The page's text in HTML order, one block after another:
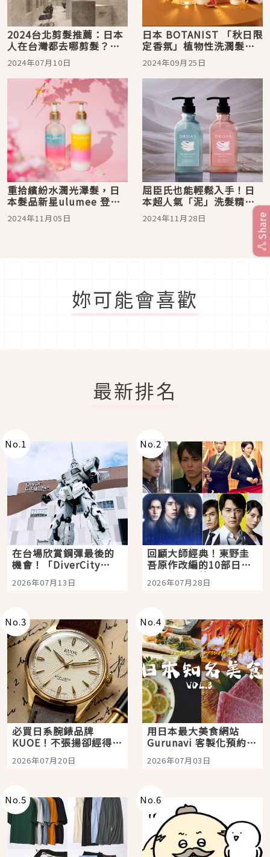
2024台北剪髮推薦：日本
人在台灣都去哪剪髮？嚴
選質感日式沙龍
2024年07月10日
日本 BOTANIST 「秋日限
定香氛」植物性洗潤髮系
列 9月25日優雅新上市！
2024年09月25日
重拾繽紛水潤光澤髮，日
本髮品新星ulumee 登陸
康是美！一起戰勝頭皮
「乾、躁、塌」
2024年11月05日
屈臣氏也能輕鬆入手！日
本超人氣「泥」洗髮精
DROAS給妳量身訂做的洗
護體驗
2024年11月28日
妳可能會喜歡
最新排名
No.1
在台場欣賞鋼彈最後的
機會！「DiverCity
Tokyo Plaza」搭船、
購物、美食及夜景，一
2026年07月13日
No.2
回顧大師經典！東野圭
吾原作改編的10部日本
影視作品推薦
2026年07月28日
No.3
必買日系腕錶品牌
KUOE！不張揚卻經得起
時間洗鍊的經典之作五
選
2026年07月20日
No.4
用日本最大美食網站
Gurunavi 客製化預約九
大都市餐廳，打造專屬
美食體驗！
2026年07月03日
No.5 No.6
Share